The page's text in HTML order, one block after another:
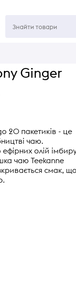
Ginger
20 пакетиків - це
чаю.
олій
чаю Teekanne
смак, що